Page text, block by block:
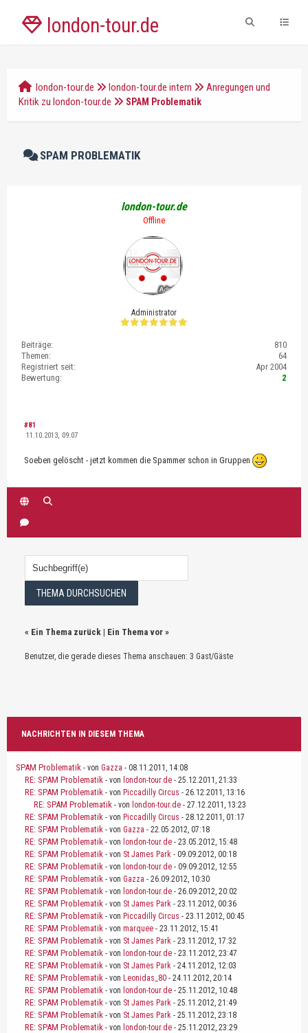
london-tour.de
london-tour.de london-tour.de intern
Anregungen und
Kritik zu london-tour.de
SPAM Problematik
SPAM PROBLEMATIK
london-tour.de
Offline
Administrator
Beiträge:
810
Themen:
64
Registriert seit:
Apr 2004
Bewertung:
2
#81
11.10.2013, 09:07
Soeben gelöscht - jetzt kommen die Spammer schon in Gruppen
« Ein Thema zurück | Ein Thema vor »
Benutzer, die gerade dieses Thema anschauen: 3 Gast/Gäste
NACHRICHTEN IN DIESEM THEMA
SPAM Problematik - von Gazza - 08.11.2011, 14:08
RE: SPAM Problematik - von london-tour.de - 25.12.2011, 21:33
RE: SPAM Problematik - von Piccadilly Circus - 26.12.2011, 13:16
RE: SPAM Problematik - von london-tour.de - 27.12.2011, 13:23
RE: SPAM Problematik - von Piccadilly Circus - 28.12.2011, 01:17
RE: SPAM Problematik - von Gazza - 22.05.2012, 07:18
RE: SPAM Problematik - von london-tour.de - 23.05.2012, 15:48
RE: SPAM Problematik - von St James Park - 09.09.2012, 00:18
RE: SPAM Problematik - von london-tour.de - 09.09.2012, 12:55
RE: SPAM Problematik - von Gazza - 26.09.2012, 10:30
RE: SPAM Problematik - von london-tour.de - 26.09.2012, 20:02
RE: SPAM Problematik - von St James Park - 23.11.2012, 00:36
RE: SPAM Problematik - von Piccadilly Circus - 23.11.2012, 00:45
RE: SPAM Problematik - von marquee - 23.11.2012, 15:41
RE: SPAM Problematik - von St James Park - 23.11.2012, 17:32
RE: SPAM Problematik - von london-tour.de - 23.11.2012, 23:47
RE: SPAM Problematik - von St James Park - 24.11.2012, 12:03
RE: SPAM Problematik - von Leonidas_80 - 24.11.2012, 20:14
RE: SPAM Problematik - von london-tour.de - 25.11.2012, 10:48
RE: SPAM Problematik - von St James Park - 25.11.2012, 21:49
RE: SPAM Problematik - von St James Park - 25.11.2012, 23:18
RE: SPAM Problematik - von london-tour.de - 25.11.2012, 23:29